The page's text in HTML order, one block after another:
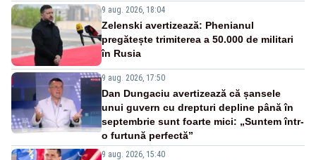
9 aug. 2026, 18:04
Zelenski avertizează: Phenianul
pregătește trimiterea a 50.000 de militari
în Rusia
9 aug. 2026, 17:50
Dan Dungaciu avertizează că șansele
unui guvern cu drepturi depline până în
septembrie sunt foarte mici: „Suntem într-
o furtună perfectă”
9 aug. 2026, 15:40